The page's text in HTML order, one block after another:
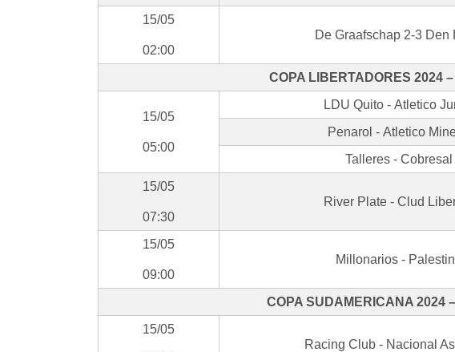
15/05
02:00
De Graafschap 2-3 Den
COPA LIBERTADORES 2024
15/05
05:00
LDU Quito - Atletico
Penarol - Atletico
Talleres - Cobresal
15/05
07:30
River Plate - Clud
15/05
09:00
Millonarios -
COPA SUDAMERICANA 2024
15/05
Racing Club - Nacional